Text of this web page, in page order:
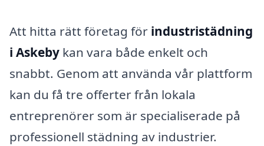
Att hitta rätt företag för industristädning
i Askeby kan vara både enkelt och
snabbt. Genom att använda vår plattform
kan du få tre offerter från lokala
entreprenörer som är specialiserade på
professionell städning av industrier.